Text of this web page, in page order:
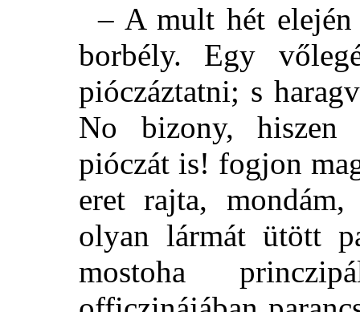
– A mult hét
borbély. Egy
pióczáztatni; s
No bizony, hiszen
pióczát is! fogjon
eret rajta,
olyan lármát ütött
mostoha